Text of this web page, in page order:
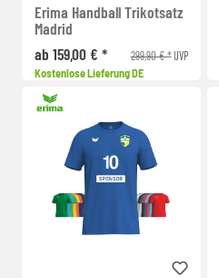
Erima Handball Trikotsatz
Madrid
ab 159,00 € *
299,90 € *UVP
Kostenlose Lieferung DE